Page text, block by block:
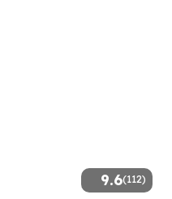
9.6(112)